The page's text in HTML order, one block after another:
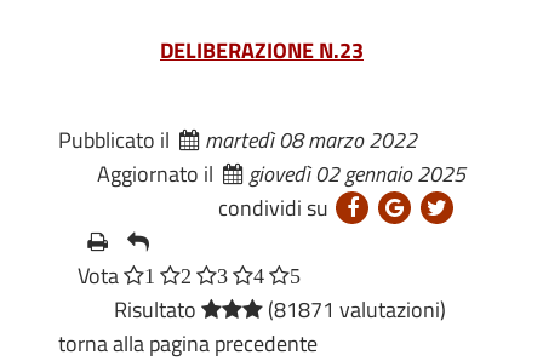
DELIBERAZIONE N.23
Pubblicato il
martedì 08 marzo 2022
Aggiornato il
giovedì 02 gennaio 2025
condividi su
Vota 1 2 3 4 5
Risultato
(81871 valutazioni)
torna alla pagina precedente